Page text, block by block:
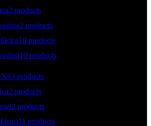
2 products
2 products
10 products
10 products
13 products
2 products
2 products
11 products